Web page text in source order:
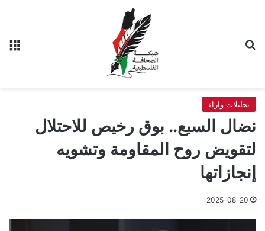
تحليلات واراء
نضال السبع.. بوق رخيص للاحتلال
لتقويض روح المقاومة وتشويه
إنجازاتها
2025-08-20